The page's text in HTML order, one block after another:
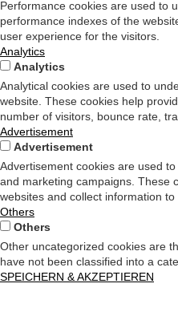
Performance cookies are used to
performance indexes of the
user experience for the visitors.
Analytics
Analytics
Analytical cookies are used to
website. These cookies help
number of visitors, bounce rate,
Advertisement
Advertisement
Advertisement cookies are used
and marketing campaigns. These
websites and collect information to
Others
Others
Other uncategorized cookies are
have not been classified into a
SPEICHERN & AKZEPTIEREN